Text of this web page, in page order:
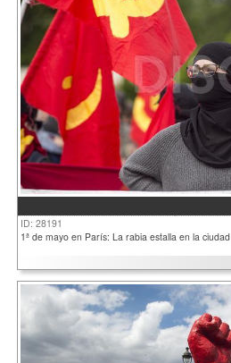
ID: 28191
1ª de mayo en París: La rabia estalla en la ciudad